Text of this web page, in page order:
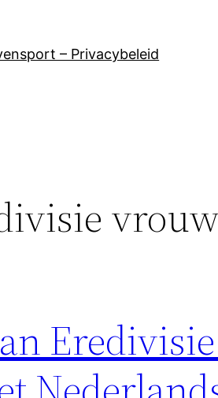
– Privacybeleid